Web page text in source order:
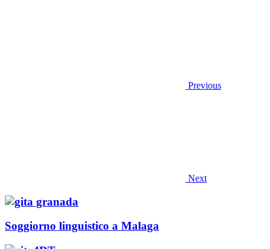
Previous
Next
Soggiorno linguistico a Malaga